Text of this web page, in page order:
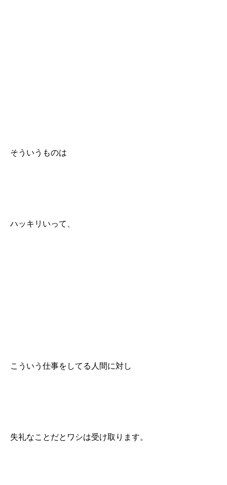
そういうものは
ハッキリいって、
こういう仕事をしてる人間に対し
失礼なことだとワシは受け取ります。